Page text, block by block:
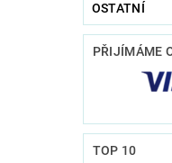
OSTATNÍ
PŘIJÍMÁME
TOP 10